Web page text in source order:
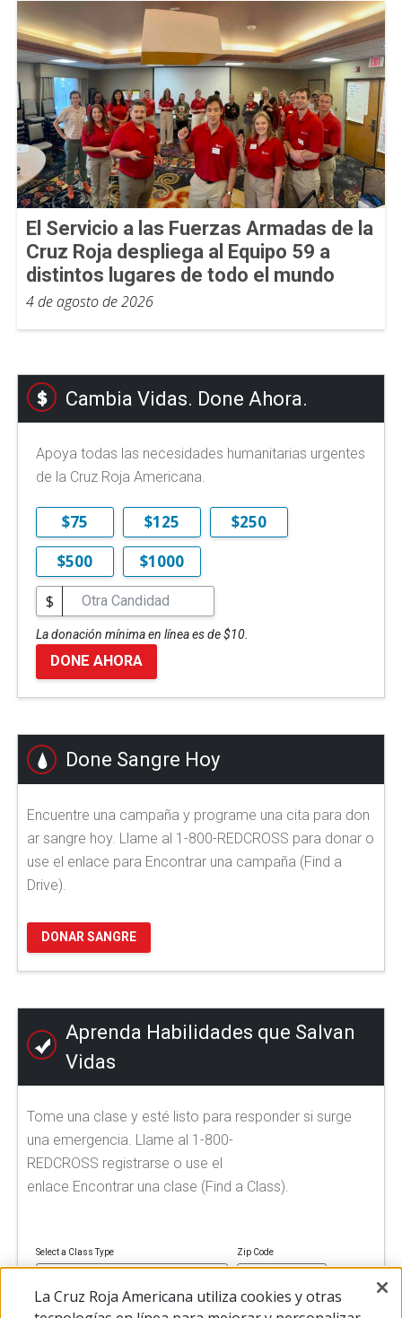
El Servicio a las Fuerzas Armadas de la
Cruz Roja despliega al Equipo 59 a
distintos lugares de todo el mundo
4 de agosto de 2026
Cambia Vidas. Done Ahora.
Apoya todas las necesidades humanitarias urgentes
de la Cruz Roja Americana.
$75 $125
$250
$500
$1000
$
La donación mínima en línea es de $10.
DONE AHORA
Done Sangre Hoy
Encuentre una campaña y programe una cita para don
ar sangre hoy. Llame al 1-800-REDCROSS para donar o
use el enlace para Encontrar una campaña (Find a
Drive).
DONAR SANGRE
Aprenda Habilidades que Salvan
Vidas
Tome una clase y esté listo para responder si surge
una emergencia. Llame al 1-800-
REDCROSS registrarse o use el
enlace Encontrar una clase (Find a Class).
Select a Class Type Zip Code
La Cruz Roja Americana utiliza cookies y otras